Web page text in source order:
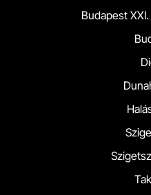
Budapest